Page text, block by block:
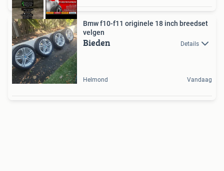
Bmw f10-f11 originele 18 inch breedset
velgen
Bieden Details
Helmond Vandaag